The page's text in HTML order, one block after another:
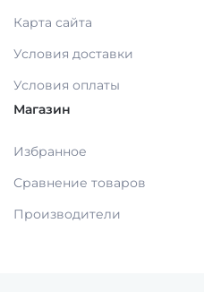
Карта сайта
Условия доставки
Условия оплаты
Магазин
Избранное
Сравнение товаров
Производители